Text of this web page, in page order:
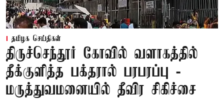
தமிழக செய்திகள்
திருச்செந்தூர் கோவில் வளாகத்தில்
தீக்குளித்த பக்தரால் பரபரப்பு -
மருத்துவமனையில் தீவிர சிகிச்சை